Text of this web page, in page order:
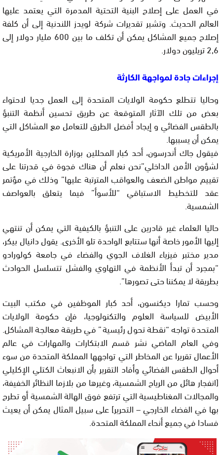
في العمل على إصلاح البنية التحتية المدمرة التي يعتمد عليها
العالم الحديث. وتشير تقديرات شركة لويدز اللندنية إلى أن كلفة
إصلاح جميع المشاكل يمكن أن تكلف ما بين 600 مليار دولار إلى
2,6 تريليون دولار.
إجراءات جادة لمواجهة الكارثة
وحاليا تتطلع حكومة الولايات المتحدة إلى العمل جديا لاحتواء
بعض من تلك الآثار المتوقعة عن طريق تحسين أنظمة التنبؤ
بالطقس الفضائي و إيجاد أفضل الطرق للتعامل مع المشاكل التي
يمكن أن يسببها.
فيقول جاك أندرسون، أحد كبار المحللين بوزارة الخارجية الأمريكية
لشؤون الأمن الداخلي”نحن نعلم أن هناك فجوة في قدرتنا على
تقييم مواطن الضعف والعواقب المترتبة عليها” وذلك في مؤتمر
عقد للتخطيط الاستباقي “للأسوأ” فيما يتعلق بالعواصف
الشمسية.
حاليا العلماء غير قادرين على التنبؤ بالكيفية التي يمكن أن تنتهي
إليها الأمور خاصة أنها ستتابع الواحدة تلو الأخرى. يقول دانيال بيكر،
مدير مختبر فيزياء الغلاف الجوي والفضاء في جامعة كولورادو
“بمجرد أن تبدأ الأنظمة في التهاوي والفشل تتسلسل الحوادث
بطريقة لا يمكننا حتى تصورها”.
وحسب تمارا ديكنسون، أحد كبار الموظفين في مكتب البيت
الأبيض للسياسة العلوم والتكنولوجيا، فإن حكومة الولايات
المتحدة تواجه “نقطة تحول رئيسية” في طريقة معالجة المشاكل.
وفي العام الماضي نشر قسم الابتكارات والمهارات في عالم
الأعمال تقريرا عن المخاطر التي تواجهها المملكة المتحدة من سوء
أحوال الطقس الفضائي وأفاد التقرير بأن الانبعاث الكتلي الإكليلي
[انفجار هائل من الرياح الشمسية، وغيرها من بلازما النظائر الخفيفة،
والمجالات المغناطيسية التي ترتفع فوق الهالة الشمسية أو تطرح
بها في الفضاء الخارجي – التحرير] على سبيل المثال يمكن أن يعيث
فسادا في جميع أنحاء المملكة المتحدة.